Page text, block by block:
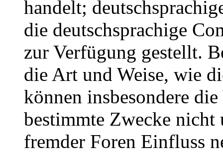
handelt;
die deutschsprachige
zur Verfügung gestellt.
die Art und Weise, wie
können insbesondere
bestimmte Zwecke nicht
fremder Foren Einfluss